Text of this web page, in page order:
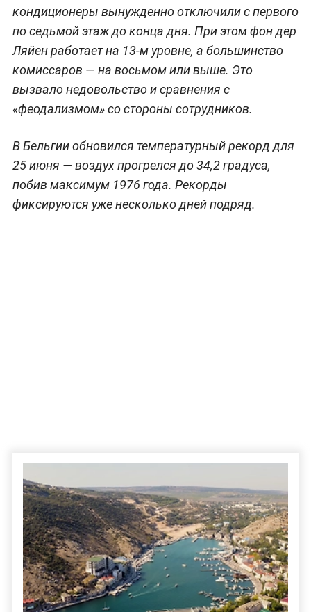
кондиционеры вынужденно отключили с первого
по седьмой этаж до конца дня. При этом фон дер
Ляйен работает на 13-м уровне, а большинство
комиссаров — на восьмом или выше. Это
вызвало недовольство и сравнения с
«феодализмом» со стороны сотрудников.
В Бельгии обновился температурный рекорд для
25 июня — воздух прогрелся до 34,2 градуса,
побив максимум 1976 года. Рекорды
фиксируются уже несколько дней подряд.